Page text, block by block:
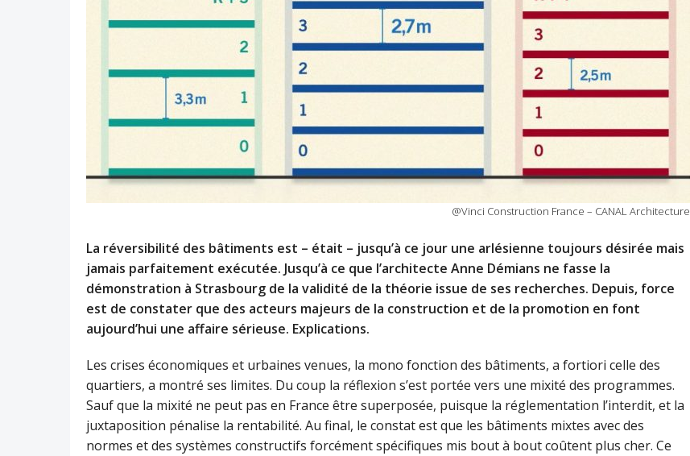
@Vinci Construction France – CANAL Architecture
La réversibilité des bâtiments est – était – jusqu’à ce jour une arlésienne toujours désirée mais
jamais parfaitement exécutée. Jusqu’à ce que l’architecte Anne Démians ne fasse la
démonstration à Strasbourg de la validité de la théorie issue de ses recherches. Depuis, force
est de constater que des acteurs majeurs de la construction et de la promotion en font
aujourd’hui une affaire sérieuse. Explications.
Les crises économiques et urbaines venues, la mono fonction des bâtiments, a fortiori celle des
quartiers, a montré ses limites. Du coup la réflexion s’est portée vers une mixité des programmes.
Sauf que la mixité ne peut pas en France être superposée, puisque la réglementation l’interdit, et la
juxtaposition pénalise la rentabilité. Au final, le constat est que les bâtiments mixtes avec des
normes et des systèmes constructifs forcément spécifiques mis bout à bout coûtent plus cher. Ce